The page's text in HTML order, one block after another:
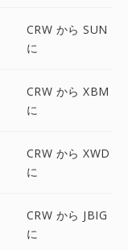
CRW から SUN
に
CRW から XBM
に
CRW から XWD
に
CRW から JBIG
に